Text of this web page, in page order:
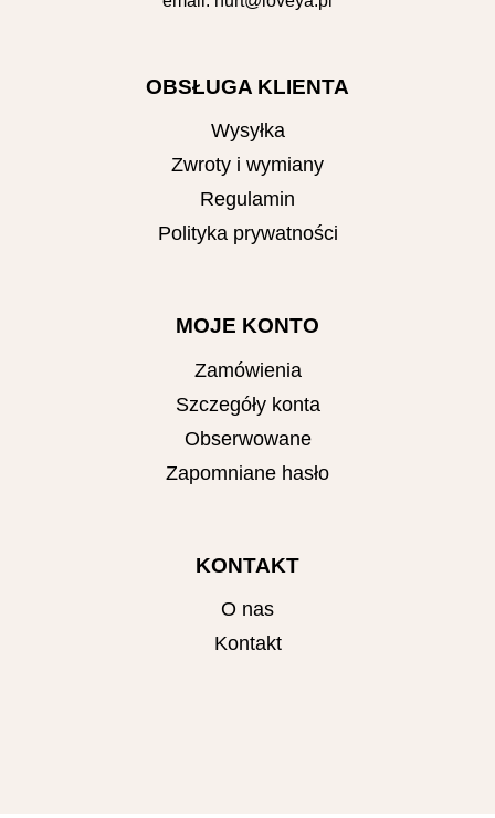
OBSŁUGA KLIENTA
Wysyłka
Zwroty i wymiany
Regulamin
Polityka prywatności
MOJE KONTO
Zamówienia
Szczegóły konta
Obserwowane
Zapomniane hasło
KONTAKT
O nas
Kontakt